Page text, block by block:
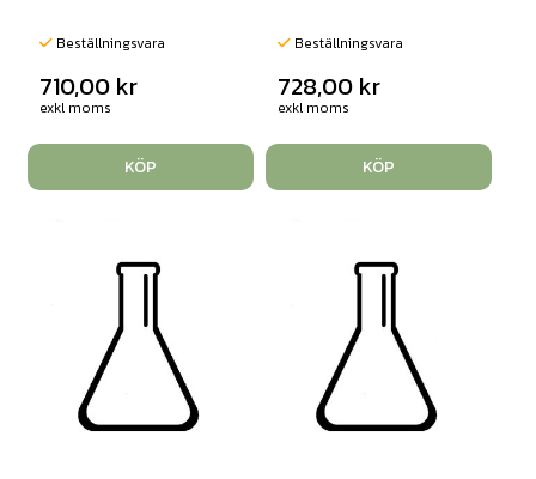
Beställningsvara
710,00 kr
exkl moms
KÖP
Beställningsvara
728,00 kr
exkl moms
KÖP